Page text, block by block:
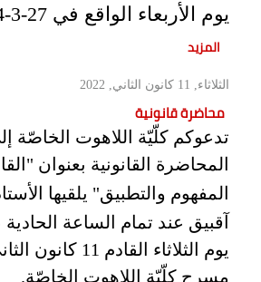
يوم الأربعاء الواقع في 27-3-2024
المزيد
الثلاثاء, 11 كانون الثاني, 2022
محاضرة قانونية
تدعوكم كلّيّة اللاهوت الخاصّة
المحاضرة القانونية بعنوان "
المفهوم والتطبيق" يلقيها
آقبيق عند تمام الساعة
مسرح كلّيّة اللاهوت الخاصّة.